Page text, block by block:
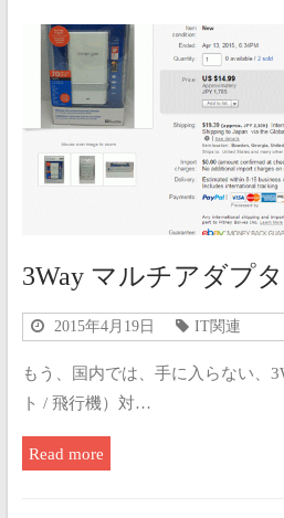
3Way マルチアダプ
2015年4月19日 IT関連
もう、国内では、手に入らない、
ト / 飛行機）対…
Read more